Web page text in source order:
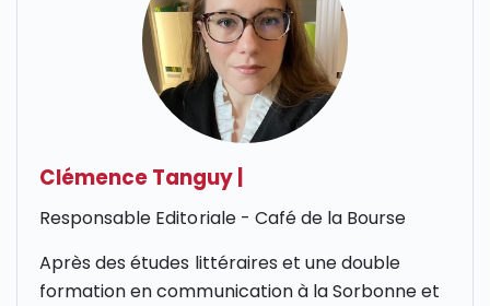
Clémence Tanguy
Responsable Editoriale - Café de la Bourse
Après des études littéraires et une double
formation en communication à la Sorbonne et